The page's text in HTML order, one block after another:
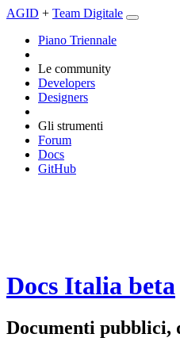
AGID + Team Digitale
Piano Triennale
Le community
Developers
Designers
Gli strumenti
Forum
Docs
GitHub
Docs Italia beta
Documenti pubblici,